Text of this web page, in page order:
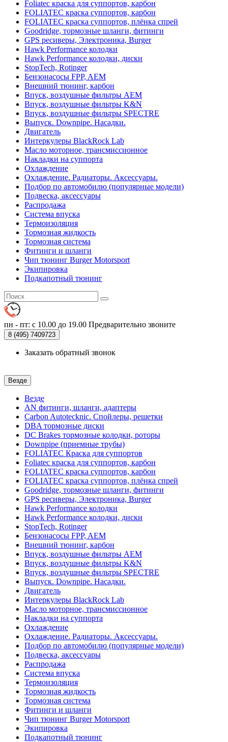
Foliatec краска для суппортов, карбон
FOLIATEC краска суппортов, карбон
FOLIATEC краска суппортов, плёнка спрей
Goodridge, тормозные шланги, фитинги
GPS ресиверы, Электроника, Burger
Hawk Performance колодки
Hawk Performance колодки, диски
StopTech, Rotinger
Бензонасосы FPP, AEM
Внешний тюнинг, карбон
Впуск, воздушные фильтры AEM
Впуск, воздушные фильтры K&N
Впуск, воздушные фильтры SPECTRE
Выпуск. Downpipe. Насадки.
Двигатель
Интеркулеры BlackRock Lab
Масло моторное, трансмиссионное
Накладки на суппорта
Охлаждение
Охлаждение. Радиаторы. Аксессуары.
Подбор по автомобилю (популярные модели)
Подвеска, аксессуары
Распродажа
Система впуска
Термоизоляция
Тормозная жидкость
Тормозная система
Фитинги и шланги
Чип тюнинг Burger Motorsport
Экипировка
Подкапотный тюнинг
пн - пт: с 10.00 до 19.00 Предварительно звоните
8 (495) 7409723
Заказать обратный звонок
Везде
Везде
AN фитинги, шланги, адаптеры
Carbon Autotecknic. Спойлеры, решетки
DBA тормозные диски
DC Brakes тормозные колодки, роторы
Downpipe (приемные трубы)
FOLIATEC Краска для суппортов
Foliatec краска для суппортов, карбон
FOLIATEC краска суппортов, карбон
FOLIATEC краска суппортов, плёнка спрей
Goodridge, тормозные шланги, фитинги
GPS ресиверы, Электроника, Burger
Hawk Performance колодки
Hawk Performance колодки, диски
StopTech, Rotinger
Бензонасосы FPP, AEM
Внешний тюнинг, карбон
Впуск, воздушные фильтры AEM
Впуск, воздушные фильтры K&N
Впуск, воздушные фильтры SPECTRE
Выпуск. Downpipe. Насадки.
Двигатель
Интеркулеры BlackRock Lab
Масло моторное, трансмиссионное
Накладки на суппорта
Охлаждение
Охлаждение. Радиаторы. Аксессуары.
Подбор по автомобилю (популярные модели)
Подвеска, аксессуары
Распродажа
Система впуска
Термоизоляция
Тормозная жидкость
Тормозная система
Фитинги и шланги
Чип тюнинг Burger Motorsport
Экипировка
Подкапотный тюнинг